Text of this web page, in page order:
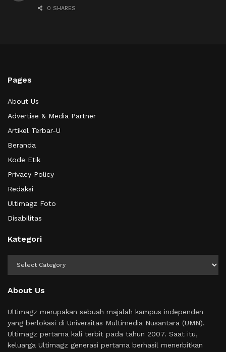
0 SHARES
Pages
About Us
Advertise & Media Partner
Artikel Terbar-U
Beranda
Kode Etik
Privacy Policy
Redaksi
Ultimagz Foto
Disabilitas
Kategori
About Us
Ultimagz merupakan sebuah majalah kampus independen
yang berlokasi di Universitas Multimedia Nusantara (UMN).
Ultimagz pertama kali terbit pada tahun 2007. Saat itu,
keluarga Ultimagz generasi pertama berhasil menerbitkan